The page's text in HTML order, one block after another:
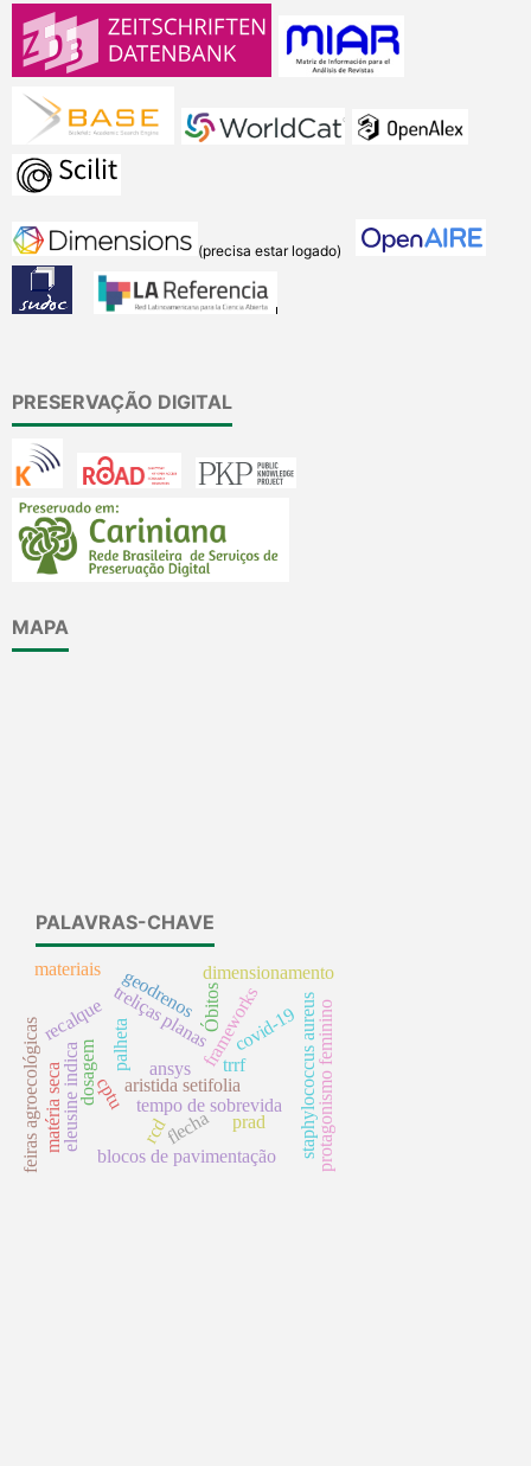
(precisa estar logado)
PRESERVAÇÃO DIGITAL
MAPA
PALAVRAS-CHAVE
frameworks
aristida setifolia
dimensionamento
treliças planas
cptu
palheta
trrf
tempo de sobrevida
Óbitos covid-19
dosagem
eleusine indica ansys staphylococcus aureus
flecha
blocos de pavimentação
rcd prad
matéria seca protagonismo feminino
feiras agroecológicas
geodrenos
recalque
materiais